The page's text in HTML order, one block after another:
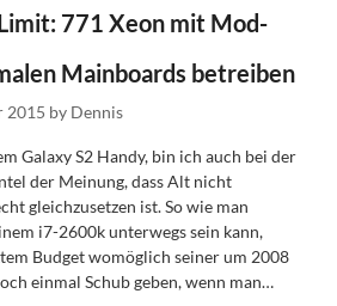
771 Xeon mit Mod-
Mainboards betreiben
2015 by Dennis
Galaxy S2 Handy, bin ich auch bei der
der Meinung, dass Alt nicht
gleichzusetzen ist. So wie man
i7-2600k unterwegs sein kann,
Budget womöglich seiner um 2008
einmal Schub geben, wenn man…